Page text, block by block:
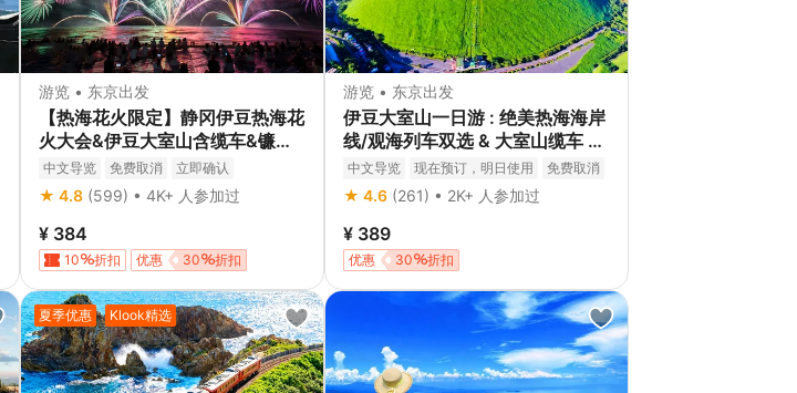
游览 • 东京出发
【热海花火限定】静冈伊豆热海花
火大会&伊豆大室山含缆车&镰仓
高校一日游｜东京出发
中文导览 免费取消 立即确认
★ 4.8 (599) • 4K+ 人参加过
¥ 384
10 折扣 30 折扣
优惠
游览 • 东京出发
伊豆大室山一日游 : 绝美热海海岸
线/观海列车双选 & 大室山缆车 &
城崎海岸秘境探险 &伊东马琳小镇
漫步
中文导览 现在预订，明日使用 免费取消
★ 4.6 (261) • 2K+ 人参加过
¥ 389
30 折扣
优惠
夏季优惠 Klook精选